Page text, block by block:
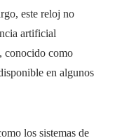
este reloj no
artificial
conocido como
en algunos
los sistemas de